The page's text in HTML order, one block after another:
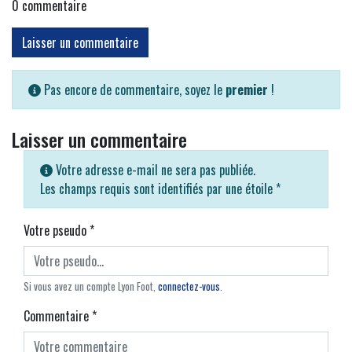
0 commentaire
Laisser un commentaire
Pas encore de commentaire, soyez le premier !
Laisser un commentaire
Votre adresse e-mail ne sera pas publiée.
Les champs requis sont identifiés par une étoile *
Votre pseudo*
Si vous avez un compte Lyon Foot, connectez-vous.
Commentaire*